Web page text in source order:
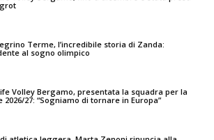
Terme, l’incredibile storia di Zanda:
al sogno olimpico
Volley Bergamo, presentata la squadra per la
2026/27: “Sogniamo di tornare in Europa”